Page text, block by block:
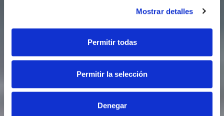
Mostrar detalles
Permitir todas
Permitir la selección
Denegar